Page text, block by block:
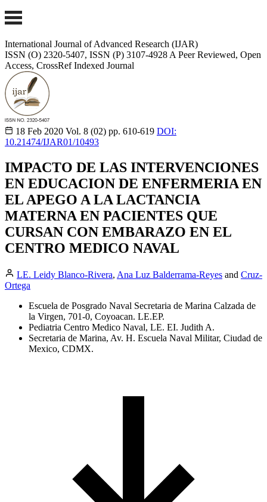
International Journal of Advanced Research (IJAR)
ISSN (O) 2320-5407, ISSN (P) 3107-4928 A Peer Reviewed, Open
Access, CrossRef Indexed Journal
18 Feb 2020 Vol. 8 (02) pp. 610-619 DOI:
10.21474/IJAR01/10493
IMPACTO DE LAS INTERVENCIONES
EN EDUCACION DE ENFERMERIA EN
EL APEGO A LA LACTANCIA
MATERNA EN PACIENTES QUE
CURSAN CON EMBARAZO EN EL
CENTRO MEDICO NAVAL
LE. Leidy Blanco-Rivera, Ana Luz Balderrama-Reyes and Cruz-
Ortega
Escuela de Posgrado Naval Secretaria de Marina Calzada de
la Virgen, 701-0, Coyoacan. LE.EP.
Pediatria Centro Medico Naval, LE. EI. Judith A.
Secretaria de Marina, Av. H. Escuela Naval Militar, Ciudad de
Mexico, CDMX.